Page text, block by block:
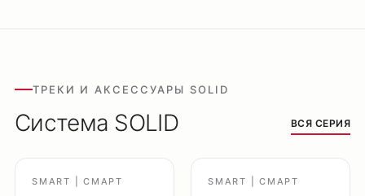
ТРЕКИ И АКСЕССУАРЫ SOLID
Система SOLID ВСЯ СЕРИЯ
SMART | СМАРТ SMART | СМАРТ
Настенные светильники
Уличное освещение
Демооборудование